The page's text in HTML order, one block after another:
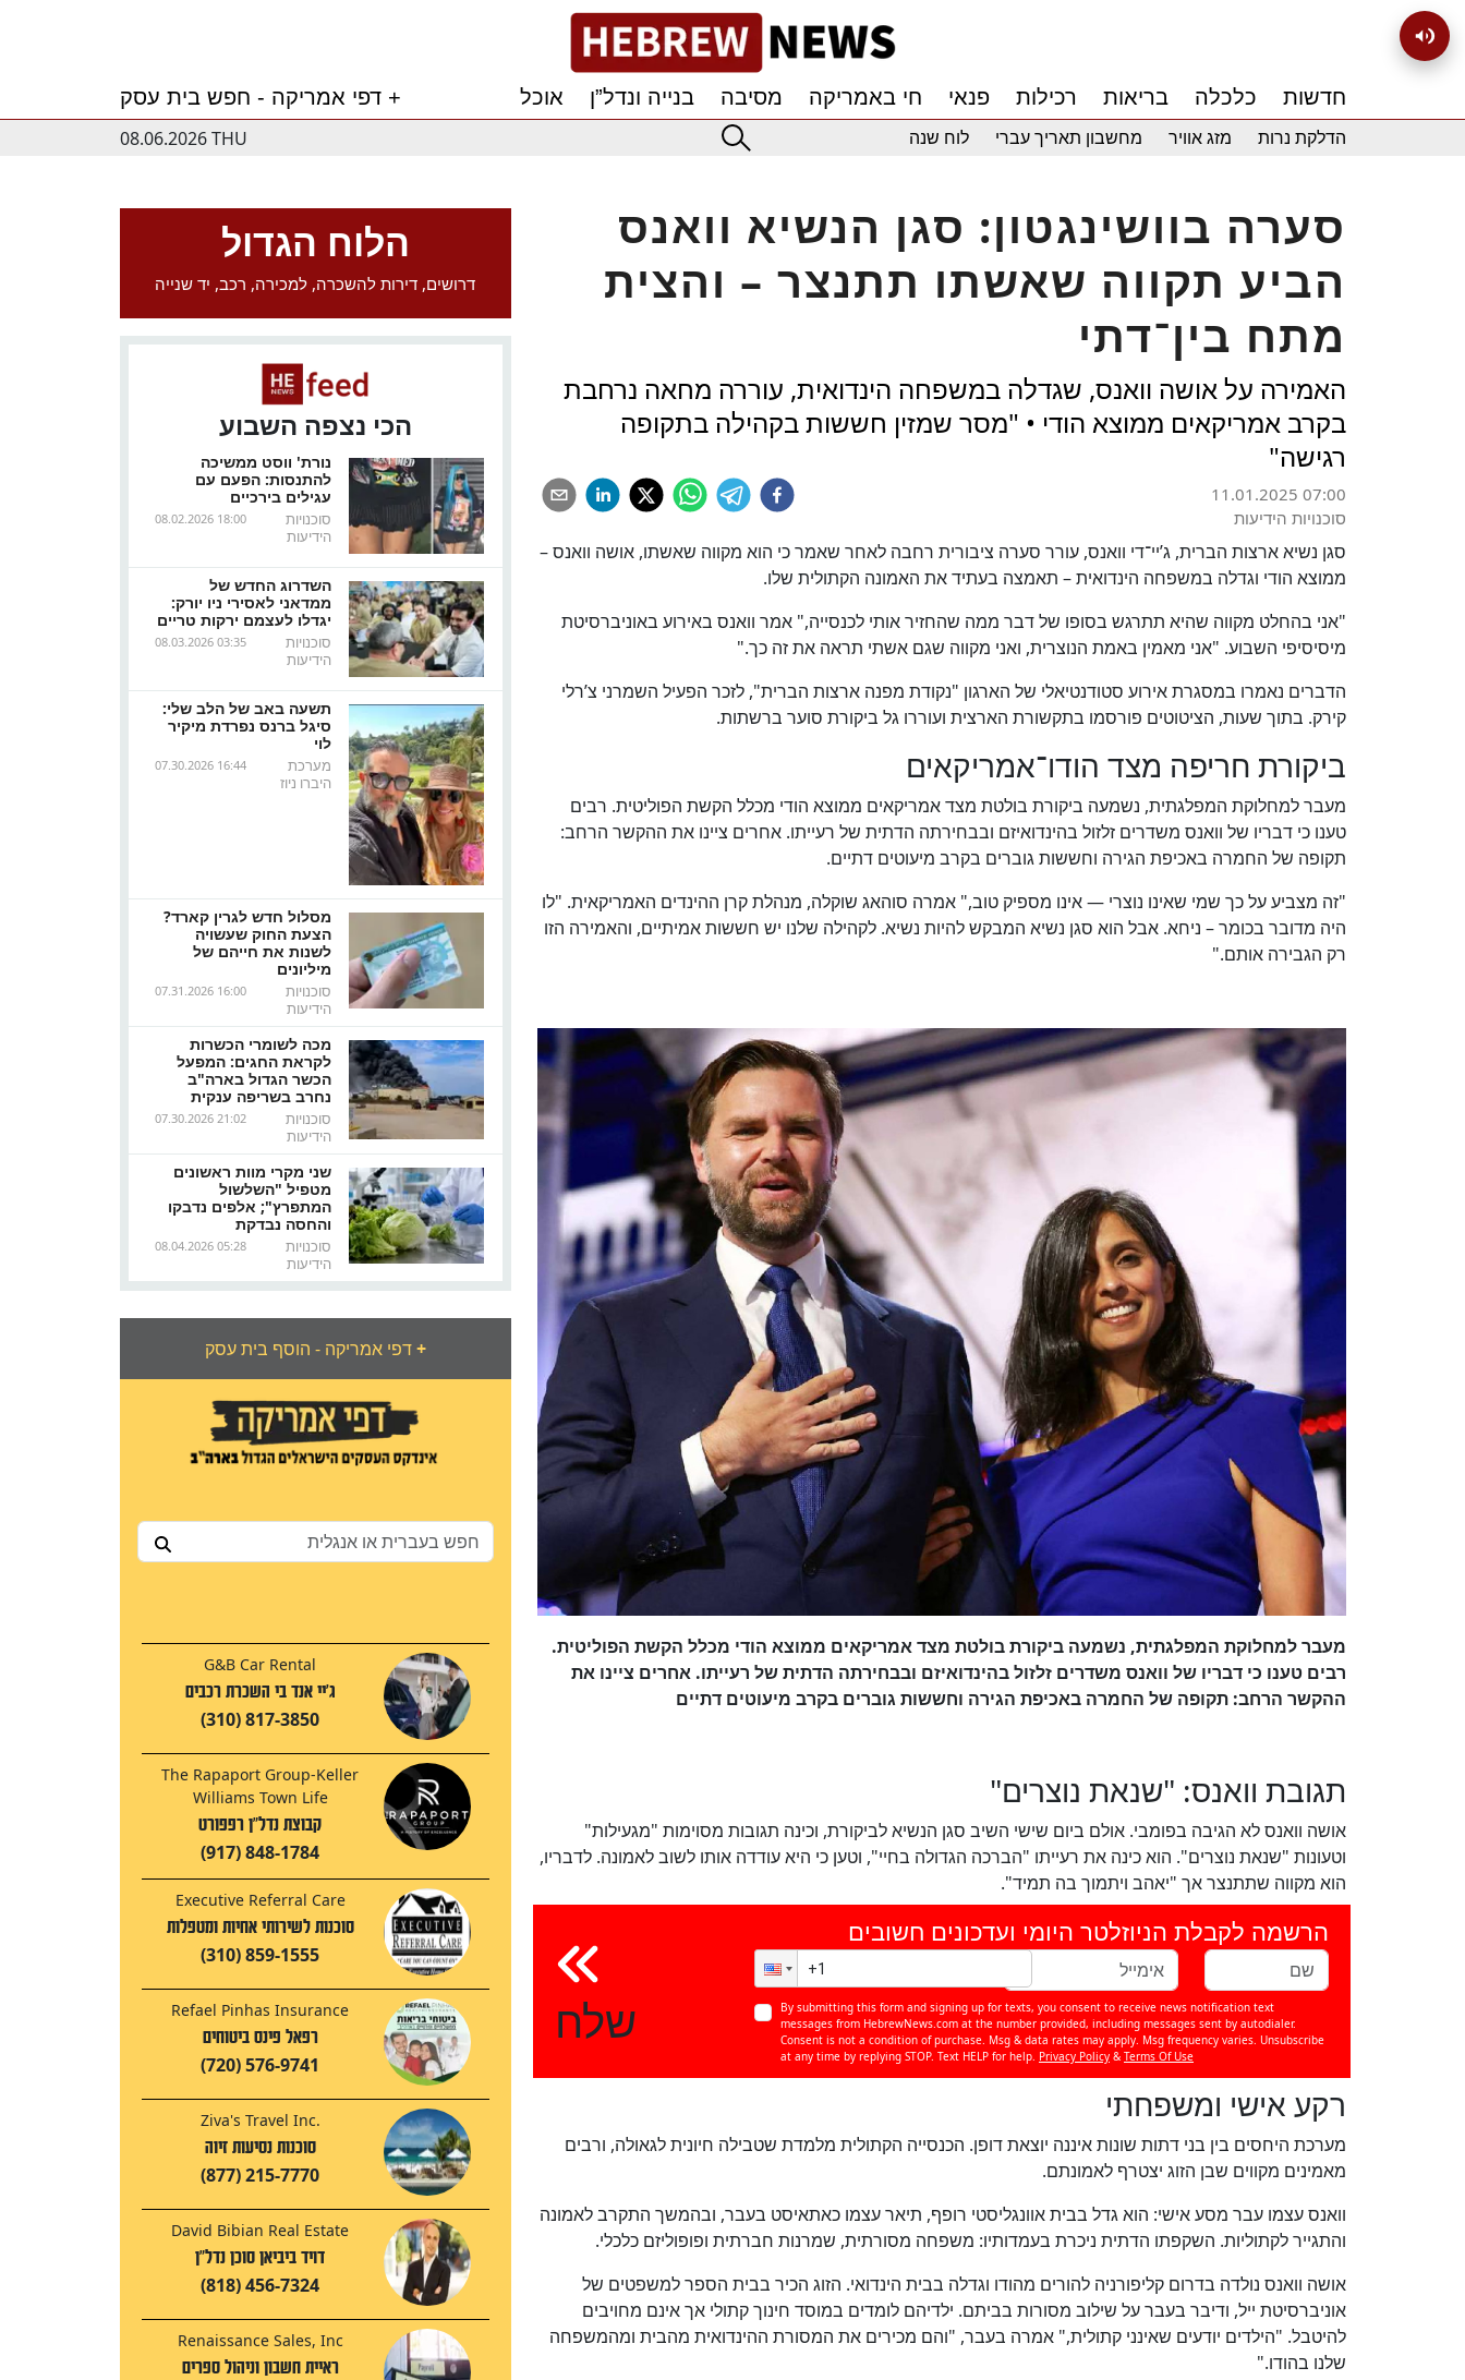
דפי אמריקה - חפש בית עסק + חדשות כלכלה בריאות רכילות פנאי חי באמריקה מסיבה בנייה ונדל”ן
אוכל
08.06.2026 THU
הדלקת נרות מזג אוויר מחשבון תאריך עברי לוח שנה
הלוח הגדול
דרושים, דירות להשכרה, למכירה, רכב, יד שנייה
הכי נצפה השבוע
נורת' ווסט ממשיכה
להתנסות: הפעם עם
עגילים בירכיים
08.02.2026 18:00
סוכנויות
הידיעות
השדרוג החדש של
ממדאני לאסירי ניו יורק:
יגדלו לעצמם ירקות טריים
08.03.2026 03:35
סוכנויות
הידיעות
תשעה באב של הלב שלי:
סיגל ברנס נפרדת מיקיר
לוי
07.30.2026 16:44
מערכת
היברו ניוז
מסלול חדש לגרין קארד?
הצעת החוק שעשויה
לשנות את חייהם של
מיליונים
07.31.2026 16:00
סוכנויות
הידיעות
מכה לשומרי הכשרות
לקראת החגים: המפעל
הכשר הגדול בארה"ב
נחרב בשריפה ענקית
07.30.2026 21:02
סוכנויות
הידיעות
שני מקרי מוות ראשונים
מטפיל "השלשול
המתפרץ"; אלפים נדבקו
והחסה נבדקת
08.04.2026 05:28
סוכנויות
הידיעות
דפי אמריקה - הוסף בית עסק+
G&B Car Rental
ג'יי אנד בי השכרת רכבים
(310) 817-3850
The Rapaport Group-Keller
Williams Town Life
קבוצת נדל"ן רפפורט
(917) 848-1784
Executive Referral Care
סוכנות לשירותי אחיות ומטפלות
(310) 859-1555
Refael Pinhas Insurance
רפאל פינס ביטוחים
(720) 576-9741
Ziva's Travel Inc.
סוכנות נסיעות זיוה
(877) 215-7770
David Bibian Real Estate
דויד ביביאן סוכן נדל"ן
(818) 456-7324
Renaissance Sales, Inc
ראיית חשבון וניהול ספרים
סערה בוושינגטון: סגן הנשיא וואנס
הביע תקווה שאשתו תתנצר – והצית
מתח בין־דתי
האמירה על אושה וואנס, שגדלה במשפחה הינדואית, עוררה מחאה נרחבת
בקרב אמריקאים ממוצא הודי • "מסר שמזין חששות בקהילה בתקופה
רגישה"
11.01.2025 07:00
סוכנויות הידיעות
סגן נשיא ארצות הברית, ג’יי־די וואנס, עורר סערה ציבורית רחבה לאחר שאמר כי הוא מקווה שאשתו, אושה וואנס –
ממוצא הודי וגדלה במשפחה הינדואית – תאמצה בעתיד את האמונה הקתולית שלו.
"אני בהחלט מקווה שהיא תתרגש בסופו של דבר ממה שהחזיר אותי לכנסייה," אמר וואנס באירוע באוניברסיטת
מיסיסיפי השבוע. "אני מאמין באמת הנוצרית, ואני מקווה שגם אשתי תראה את זה כך."
הדברים נאמרו במסגרת אירוע סטודנטיאלי של הארגון "נקודת מפנה ארצות הברית", לזכר הפעיל השמרני צ’רלי
קירק. בתוך שעות, הציטוטים פורסמו בתקשורת הארצית ועוררו גל ביקורת סוער ברשתות.
ביקורת חריפה מצד הודו־אמריקאים
מעבר למחלוקת המפלגתית, נשמעה ביקורת בולטת מצד אמריקאים ממוצא הודי מכלל הקשת הפוליטית. רבים
טענו כי דבריו של וואנס משדרים זלזול בהינדואיזם ובבחירתה הדתית של רעייתו. אחרים ציינו את ההקשר הרחב:
תקופה של החמרה באכיפת הגירה וחששות גוברים בקרב מיעוטים דתיים.
"זה מצביע על כך שמי שאינו נוצרי — אינו מספיק טוב," אמרה סוהאג שוקלה, מנהלת קרן ההינדים האמריקאית. "לו
היה מדובר בכומר – ניחא. אבל הוא סגן נשיא המבקש להיות נשיא. לקהילה שלנו יש חששות אמיתיים, והאמירה הזו
רק הגבירה אותם."
מעבר למחלוקת המפלגתית, נשמעה ביקורת בולטת מצד אמריקאים ממוצא הודי מכלל הקשת הפוליטית.
רבים טענו כי דבריו של וואנס משדרים זלזול בהינדואיזם ובבחירתה הדתית של רעייתו. אחרים ציינו את
ההקשר הרחב: תקופה של החמרה באכיפת הגירה וחששות גוברים בקרב מיעוטים דתיים
תגובת וואנס: "שנאת נוצרים"
אושה וואנס לא הגיבה בפומבי. אולם ביום שישי השיב סגן הנשיא לביקורת, וכינה תגובות מסוימות "מגעילות"
וטעונות "שנאת נוצרים". הוא כינה את רעייתו "הברכה הגדולה בחיי", וטען כי היא עודדה אותו לשוב לאמונה. לדבריו,
הוא מקווה שתתנצר אך "יאהב ויתמוך בה תמיד".
שלח
הרשמה לקבלת הניוזלטר היומי ועדכונים חשובים
By submitting this form and signing up for texts, you consent to receive news notification text
messages from HebrewNews.com at the number provided, including messages sent by autodialer.
Consent is not a condition of purchase. Msg & data rates may apply. Msg frequency varies. Unsubscribe
at any time by replying STOP. Text HELP for help. Privacy Policy & Terms Of Use
רקע אישי ומשפחתי
מערכת היחסים בין בני דתות שונות איננה יוצאת דופן. הכנסייה הקתולית מלמדת שטבילה חיונית לגאולה, ורבים
מאמינים מקווים שבן הזוג יצטרף לאמונתם.
וואנס עצמו עבר מסע אישי: הוא גדל בבית אוונגליסטי רופף, תיאר עצמו כאתאיסט בעבר, ובהמשך התקרב לאמונה
והתגייר לקתוליות. השקפתו הדתית ניכרת בעמדותיו: משפחה מסורתית, שמרנות חברתית ופופוליזם כלכלי.
אושה וואנס נולדה בדרום קליפורניה להורים מהודו וגדלה בבית הינדואי. הזוג הכיר בבית הספר למשפטים של
אוניברסיטת ייל, ודיבר בעבר על שילוב מסורות בביתם. ילדיהם לומדים במוסד חינוך קתולי אך אינם מחויבים
להיטבל. "הילדים יודעים שאינני קתולית," אמרה בעבר, "והם מכירים את המסורת ההינדואית מהבית ומהמשפחה
שלנו בהודו."
100 %כן